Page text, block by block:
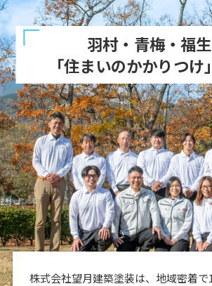
羽村・青梅・福
「住まいのかかりつけ
株式会社望月建築塗装は、地域密着